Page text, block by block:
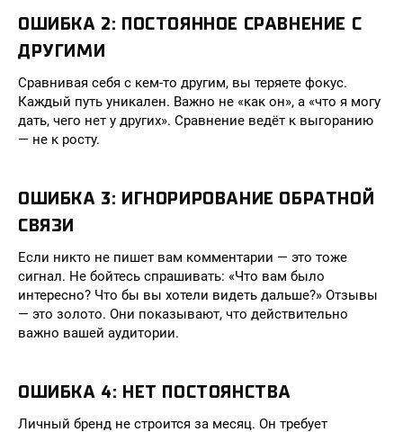
ОШИБКА 2: ПОСТОЯННОЕ СРАВНЕНИЕ С
ДРУГИМИ
Сравнивая себя с кем-то другим, вы теряете фокус.
Каждый путь уникален. Важно не «как он», а «что я могу
дать, чего нет у других». Сравнение ведёт к выгоранию
— не к росту.
ОШИБКА 3: ИГНОРИРОВАНИЕ ОБРАТНОЙ
СВЯЗИ
Если никто не пишет вам комментарии — это тоже
сигнал. Не бойтесь спрашивать: «Что вам было
интересно? Что бы вы хотели видеть дальше?» Отзывы
— это золото. Они показывают, что действительно
важно вашей аудитории.
ОШИБКА 4: НЕТ ПОСТОЯНСТВА
Личный бренд не строится за месяц. Он требует